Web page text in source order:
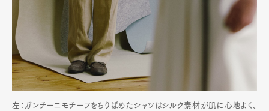
左：ガンチーニモチーフをちりばめたシャツはシルク素材が肌に心地よく、